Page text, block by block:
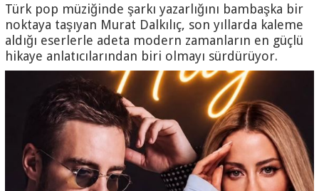
Türk pop müziğinde şarkı yazarlığını bambaşka bir
noktaya taşıyan Murat Dalkılıç, son yıllarda kaleme
aldığı eserlerle adeta modern zamanların en güçlü
hikaye anlatıcılarından biri olmayı sürdürüyor.